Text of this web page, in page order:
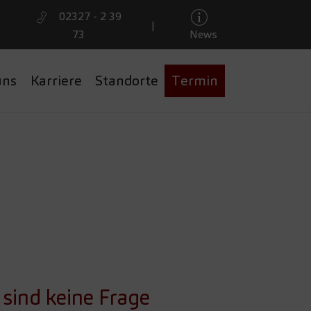
02327 - 2 39
73
|
News
Karriere Standorte Termin
keine Frage